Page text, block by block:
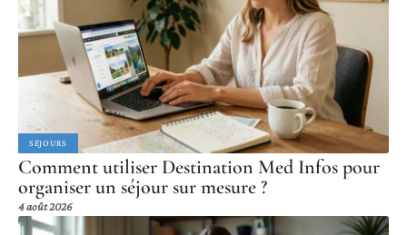
SÉJOURS
Comment utiliser Destination Med Infos pour
organiser un séjour sur mesure ?
4 août 2026